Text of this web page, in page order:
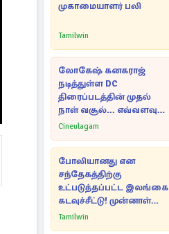
முகாமையாளர் பலி
Tamilwin
லோகேஷ் கனகராஜ்
நடித்துள்ள DC
திரைப்படத்தின் முதல்
நாள் வசூல்... எவ்வளவு
தெரியுமா?
Cineulagam
போலியானது என
சந்தேகத்திற்கு
உட்படுத்தப்பட்ட இலங்கை
கடவுச்சீட்டு! முன்னாள்
எம்.பிக்கு
Tamilwin